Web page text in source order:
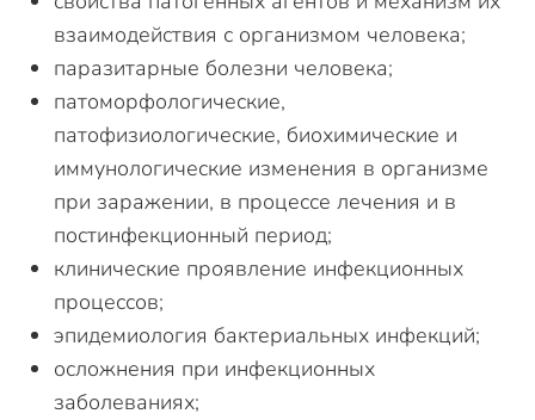
взаимодействия с организмом человека;
паразитарные болезни человека;
патоморфологические,
патофизиологические, биохимические и
иммунологические изменения в организме
при заражении, в процессе лечения и в
постинфекционный период;
клинические проявление инфекционных
процессов;
эпидемиология бактериальных инфекций;
осложнения при инфекционных
заболеваниях;